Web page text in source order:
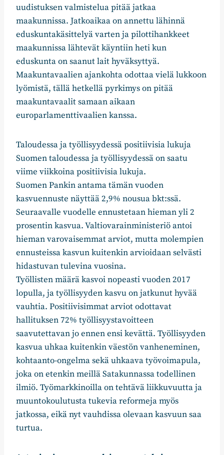
uudistuksen valmistelua pitää jatkaa
maakunnissa. Jatkoaikaa on annettu lähinnä
eduskuntakäsittelyä varten ja pilottihankkeet
maakunnissa lähtevät käyntiin heti kun
eduskunta on saanut lait hyväksyttyä.
Maakuntavaalien ajankohta odottaa vielä lukkoon
lyömistä, tällä hetkellä pyrkimys on pitää
maakuntavaalit samaan aikaan
europarlamenttivaalien kanssa.
Taloudessa ja työllisyydessä positiivisia lukuja
Suomen taloudessa ja työllisyydessä on saatu
viime viikkoina positiivisia lukuja.
Suomen Pankin antama tämän vuoden
kasvuennuste näyttää 2,9% nousua bkt:ssä.
Seuraavalle vuodelle ennustetaan hieman yli 2
prosentin kasvua. Valtiovarainministeriö antoi
hieman varovaisemmat arviot, mutta molempien
ennusteissa kasvun kuitenkin arvioidaan selvästi
hidastuvan tulevina vuosina.
Työllisten määrä kasvoi nopeasti vuoden 2017
lopulla, ja työllisyyden kasvu on jatkunut hyvää
vauhtia. Positiivisimmat arviot odottavat
hallituksen 72% työllisyystavoitteen
saavutettavan jo ennen ensi kevättä. Työllisyyden
kasvua uhkaa kuitenkin väestön vanheneminen,
kohtaanto-ongelma sekä uhkaava työvoimapula,
joka on etenkin meillä Satakunnassa todellinen
ilmiö. Työmarkkinoilla on tehtävä liikkuvuutta ja
muuntokoulutusta tukevia reformeja myös
jatkossa, eikä nyt vauhdissa olevaan kasvuun saa
turtua.